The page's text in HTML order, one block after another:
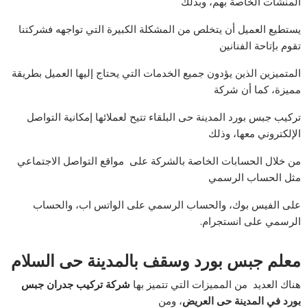
يستطيع العميل أن يتخلص من المشكلة الكبيرة التي تواجهه فشركتنا
تقوم بإتاحة الفنانين
المتميزين الذين يؤدون جميع الخدمات التي يحتاج إليها العميل بطريقة
مميزة، كما أن شركة
تركیب جبس بورد المدینة حى البلقاء تتيح لعملائها إمكانية التواصل
الإلكتروني معها، وذلك
من خلال الحسابات الخاصة بالشركة على مواقع التواصل الاجتماعي
مثل الحساب الرسمي
على الفيس بوك، والحساب الرسمي على الواتس اب، والحساب
الرسمي على انستجرام.
معلم جبس بورد وسقف بالمدینة حى السلام
هناك العديد من المميزات التي تتميز بها شركة تركيب جدران جبس
بورد في المدينة حى العريض، ومن